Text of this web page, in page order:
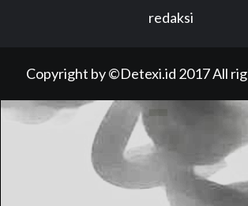
redaksi
Copyright by ©Detexi.id 2017 All